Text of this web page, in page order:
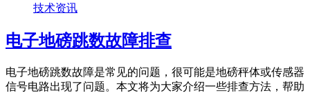
技术资讯
电子地磅跳数故障排查
电子地磅跳数故障是常见的问题，很可能是地磅秤体或传感器
信号电路出现了问题。本文将为大家介绍一些排查方法，帮助